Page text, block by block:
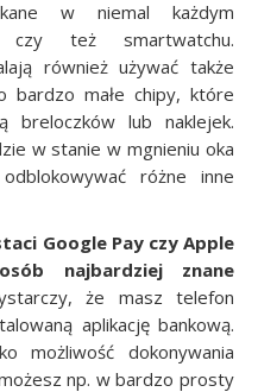
w niemal każdym
czy też smartwatchu.
również używać także
bardzo małe chipy, które
breloczków lub naklejek.
w stanie w mgnieniu oka
różne inne
Google Pay czy Apple
najbardziej znane
że masz telefon
aplikację bankową.
możliwość dokonywania
np. w bardzo prosty